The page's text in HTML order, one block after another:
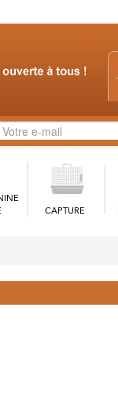
CAPTURE